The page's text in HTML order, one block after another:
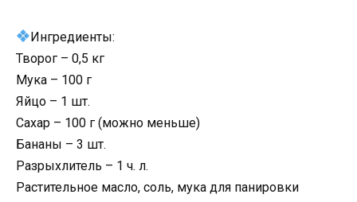
Ингредиенты:
Творог – 0,5 кг
Мука – 100 г
Яйцо – 1 шт.
Сахар – 100 г (можно меньше)
Бананы – 3 шт.
Разрыхлитель – 1 ч. л.
Растительное масло, соль, мука для панировки